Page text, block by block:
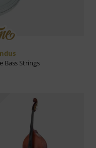
Bass Strings